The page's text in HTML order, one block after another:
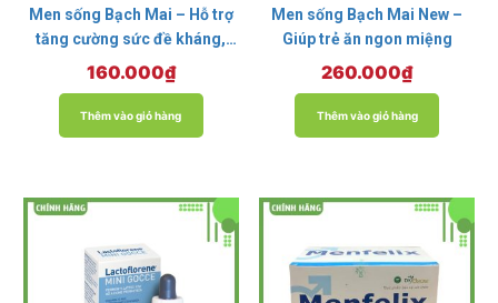
Men sống Bạch Mai – Hỗ trợ
tăng cường sức đề kháng,
điều trị rối loạn tiêu hóa
160.000₫
Thêm vào giỏ hàng
Men sống Bạch Mai New –
Giúp trẻ ăn ngon miệng
260.000₫
Thêm vào giỏ hàng